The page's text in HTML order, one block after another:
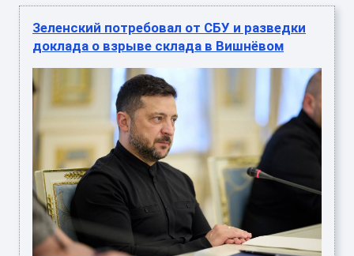
Зеленский потребовал от СБУ и разведки
доклада о взрыве склада в Вишнёвом